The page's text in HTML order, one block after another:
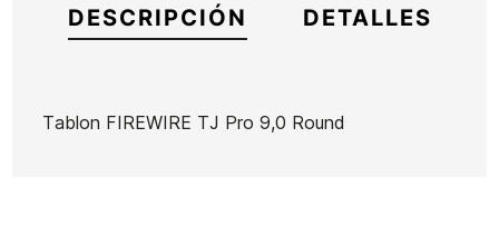
DESCRIPCIÓN DETALLES
Tablon FIREWIRE TJ Pro 9,0 Round